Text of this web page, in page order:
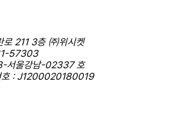
로 211 3층 ㈜위시켓
57303
서울강남-02337 호
호 : J1200020180019